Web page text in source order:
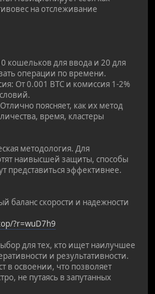
на отслеживание
кошельков для ввода и 20 для
операции по времени.
От 0.001 BTC и комиссия 1-2%
поясняет, как их метод
время, кластеры
методология. Для
наивысшей защиты, способы
представиться эффективнее.
баланс скорости и надежности
?r=wuD7h9
для тех, кто ищет наилучшее
и результативности.
в освоении, что позволяет
не путаясь в запутанных